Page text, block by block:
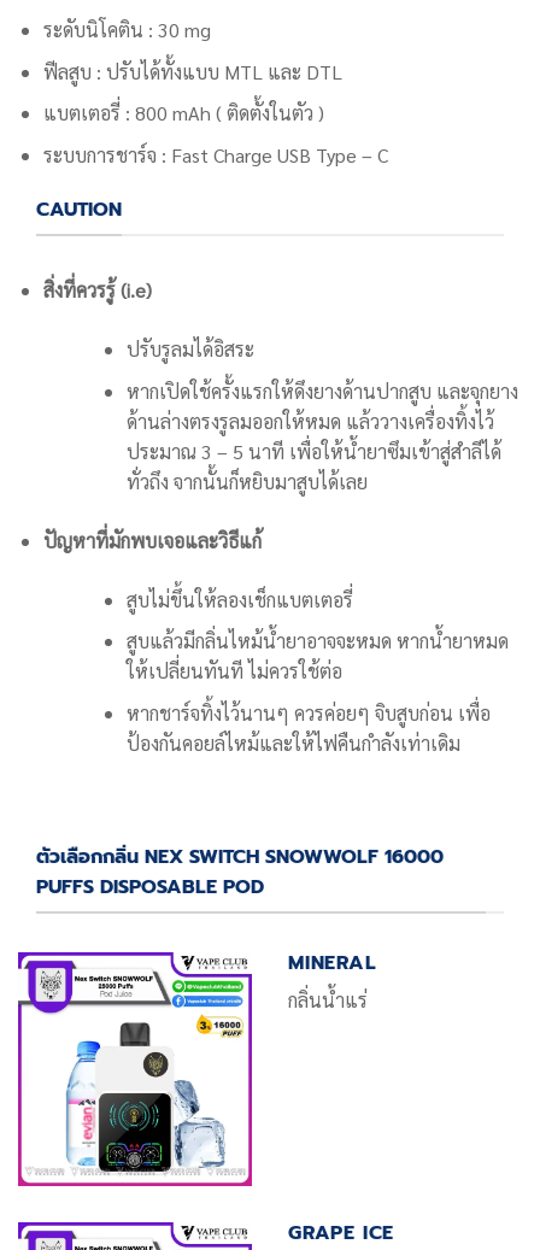
ระดับนิโคติน : 30 mg
ฟีลสูบ : ปรับได้ทั้งแบบ MTL และ DTL
แบตเตอรี่ : 800 mAh ( ติดตั้งในตัว )
ระบบการชาร์จ : Fast Charge USB Type – C
CAUTION
สิ่งที่ควรรู้ (i.e)
ปรับรูลมได้อิสระ
หากเปิดใช้ครั้งแรกให้ดึงยางด้านปากสูบ และจุกยาง
ด้านล่างตรงรูลมออกให้หมด แล้ววางเครื่องทิ้งไว้
ประมาณ 3 – 5 นาที เพื่อให้น้ำยาซึมเข้าสู่สำลีได้
ทั่วถึง จากนั้นก็หยิบมาสูบได้เลย
ปัญหาที่มักพบเจอและวิธีแก้
สูบไม่ขึ้นให้ลองเช็กแบตเตอรี่
สูบแล้วมีกลิ่นไหม้น้ำยาอาจจะหมด หากน้ำยาหมด
ให้เปลี่ยนทันที ไม่ควรใช้ต่อ
หากชาร์จทิ้งไว้นานๆ ควรค่อยๆ จิบสูบก่อน เพื่อ
ป้องกันคอยล์ไหม้และให้ไฟคืนกำลังเท่าเดิม
ตัวเลือกกลิ่น NEX SWITCH SNOWWOLF 16000
PUFFS DISPOSABLE POD
MINERAL
กลิ่นน้ำแร่
GRAPE ICE